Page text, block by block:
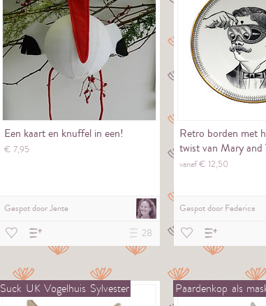
Een kaart en knuffel in een!
€ 7,95
Gespot doorJente
28
Retro borden met
twist van Mary and
vanaf € 12,50
Gespot door Federica
Suck UK Vogelhuis Sylvester Paardenkop als